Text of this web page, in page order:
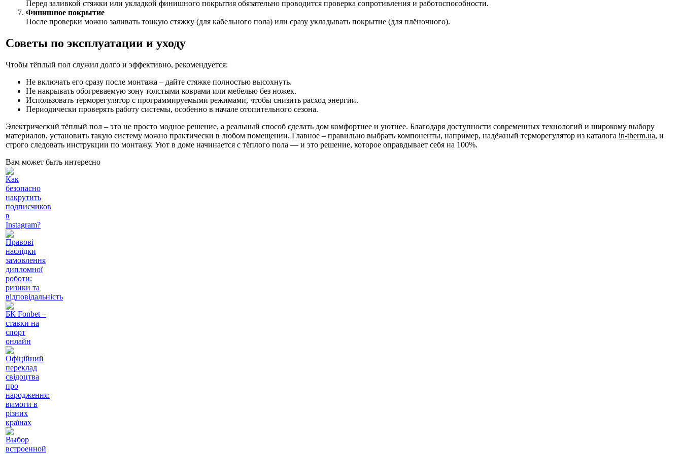
Перед заливкой стяжки или укладкой финишного покрытия обязательно проводится проверка сопротивления и работоспособности.
Финишное покрытие
После проверки можно заливать тонкую стяжку (для кабельного пола) или сразу укладывать покрытие (для плёночного).
Советы по эксплуатации и уходу
Чтобы тёплый пол служил долго и эффективно, рекомендуется:
Не включать его сразу после монтажа – дайте стяжке полностью высохнуть.
Не накрывать обогреваемую зону толстыми коврами или мебелью без ножек.
Использовать терморегулятор с программируемыми режимами, чтобы снизить расход энергии.
Периодически проверять работу системы, особенно в начале отопительного сезона.
Электрический тёплый пол – это не просто модное решение, а реальный способ сделать дом комфортнее и уютнее. Благодаря доступности современных технологий и широкому выбору
материалов, установить такую систему можно практически в любом помещении. Главное – правильно выбрать компоненты, например, надёжный терморегулятор из каталога in-therm.ua, и
строго следовать инструкции по монтажу. Уют в доме начинается с тёплого пола — и это решение, которое оправдывает себя на 100%.
Вам может быть интересно
Как
безопасно
накрутить
подписчиков
в
Instagram?
Правові
наслідки
замовлення
дипломної
роботи:
ризики та
відповідальність
БК Fonbet –
ставки на
спорт
онлайн
Офіційний
переклад
свідоцтва
про
народження:
вимоги в
різних
країнах
Выбор
встроенной